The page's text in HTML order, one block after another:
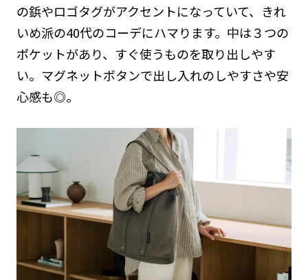
の鋲やロゴタグがアクセントになっていて、きれ
いめ派の40代のコーデにハマります。中は３つの
ポケットがあり、すぐ使うものを取り出しやす
い。マグネットボタンで出し入れのしやすさや安
心感も◎。